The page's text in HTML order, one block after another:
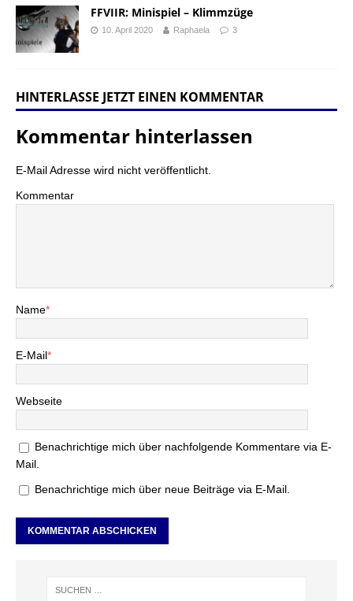
FFVIIR: Minispiel – Klimmzüge
10. April 2020 Raphaela 3
HINTERLASSE JETZT EINEN KOMMENTAR
Kommentar hinterlassen
E-Mail Adresse wird nicht veröffentlicht.
Kommentar
Name*
E-Mail*
Webseite
Benachrichtige mich über nachfolgende Kommentare via E-
Mail.
Benachrichtige mich über neue Beiträge via E-Mail.